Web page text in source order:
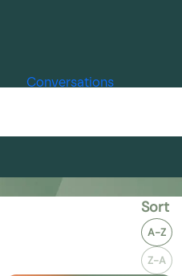
Conversations
Sort
A-Z
Z-A